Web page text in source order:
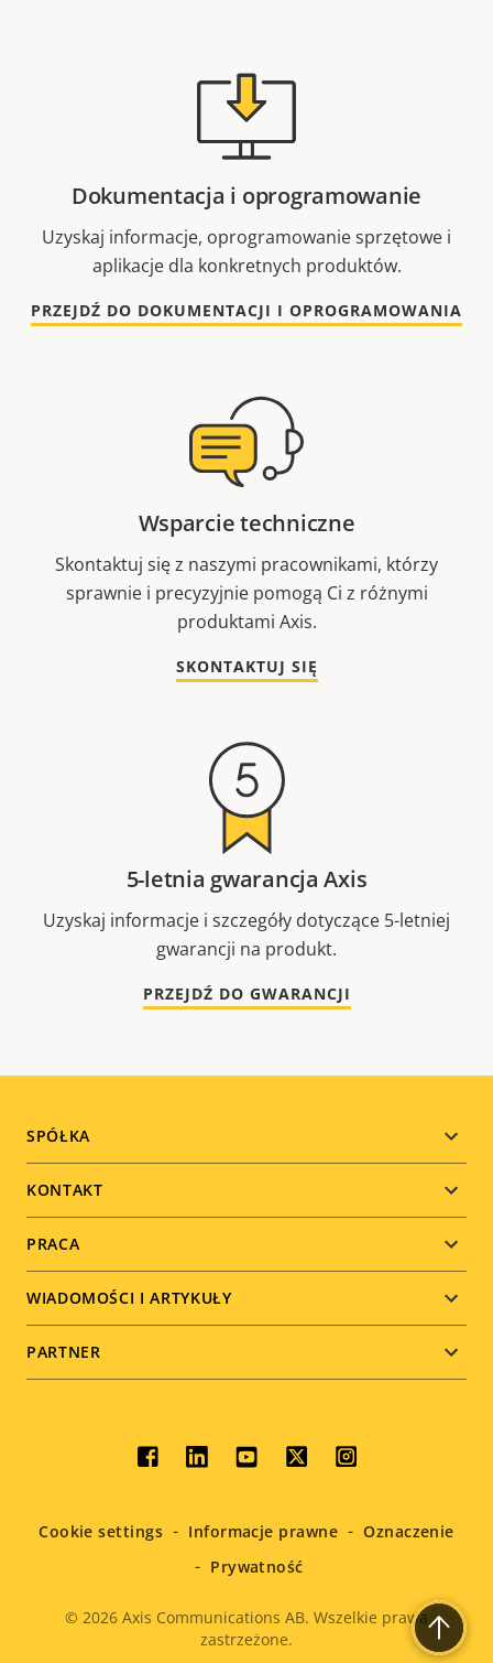
Dokumentacja i oprogramowanie
Uzyskaj informacje, oprogramowanie sprzętowe i
aplikacje dla konkretnych produktów.
PRZEJDŹ DO DOKUMENTACJI I OPROGRAMOWANIA
Wsparcie techniczne
Skontaktuj się z naszymi pracownikami, którzy
sprawnie i precyzyjnie pomogą Ci z różnymi
produktami Axis.
SKONTAKTUJ SIĘ
5-letnia gwarancja Axis
Uzyskaj informacje i szczegóły dotyczące 5-letniej
gwarancji na produkt.
PRZEJDŹ DO GWARANCJI
Footer
menu
SPÓŁKA
KONTAKT
PRACA
WIADOMOŚCI I ARTYKUŁY
PARTNER
Social
menu
© 2026 Axis Communications AB. Wszelkie prawa
zastrzeżone.
Cookie settings Informacje prawne
Oznaczenie
Prywatność